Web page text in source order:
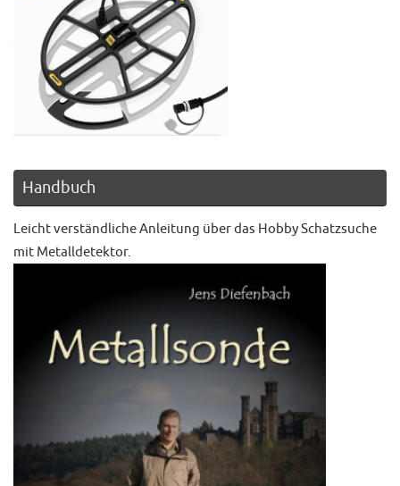
Handbuch
Leicht verständliche Anleitung über das Hobby Schatzsuche
mit Metalldetektor.